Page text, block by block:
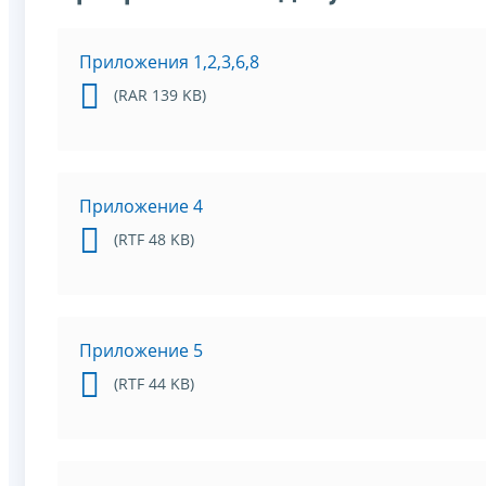
Приложения 1,2,3,6,8
(RAR 139 KB)
Приложение 4
(RTF 48 KB)
Приложение 5
(RTF 44 KB)